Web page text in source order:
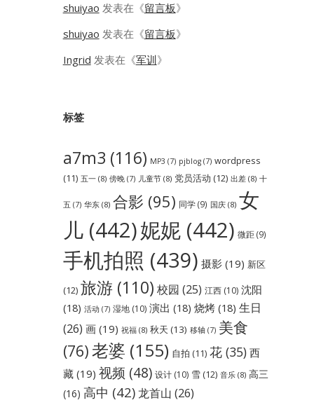
shuiyao 发表在《留言板》
shuiyao 发表在《留言板》
Ingrid 发表在《军训》
标签
a7m3 (116) MP3 (7) pjblog(7) wordpress
(11) 五一(8) 傍晚(7) 儿童节(8) 党员活动 (12) 出差(8) 十
五 (7) 华东(8) 合影 (95) 同学(9) 国庆(8) 女
儿(442)妮妮(442) 微距(9)
手机拍照 (439) 摄影(19) 新区
(12) 旅游(110) 校园 (25) 江西(10) 沈阳
(18) 活动 (7) 湿地(10) 演出 (18) 烧烤(18) 生日
(26) 画(19) 祝福(8) 秋天 (13) 移轴(7) 美食
(76)老婆 (155) 自拍 (11) 花(35) 西
藏(19) 视频 (48) 设计(10) 雪(12) 音乐(8) 高三
(16) 高中 (42)龙首山 (26)